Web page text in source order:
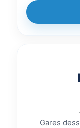
Gares